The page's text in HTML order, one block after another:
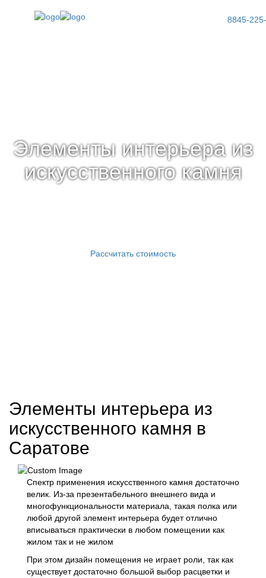
8845-
Элементы интерьера из
искусственного камня
Рассчитать стоимость
Элементы интерьера из
искусственного камня в
Саратове
Спектр применения искусственного камня достаточно
велик. Из-за презентабельного внешнего вида и
многофункциональности материала, такая полка или
любой другой элемент интерьера будет отлично
вписываться практически в любом помещении как
жилом так и не жилом
При этом дизайн помещения не играет роли, так как
существует достаточно большой выбор расцветки и